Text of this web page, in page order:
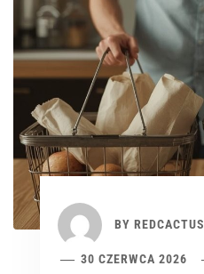
BY REDCACTUS
30 CZERWCA 2026